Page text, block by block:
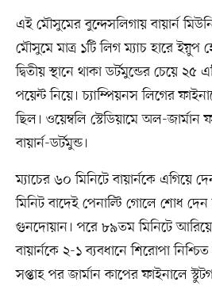
এই মৌসুমের বুন্দেসলিগায় বায়ার্ন
মৌসুমে মাত্র ১টি লিগ ম্যাচ হারে
দ্বিতীয় স্থানে থাকা ডর্টমুন্ডের চেয়ে
পয়েন্ট নিয়ে। চ্যাম্পিয়নস লিগের
ছিল। ওয়েম্বলি স্টেডিয়ামে অল-
বায়ার্ন-ডর্টমুন্ড।
ম্যাচের ৬০ মিনিটে বায়ার্নকে এগিয়ে
মিনিট বাদেই পেনাল্টি গোলে শোধ দেন
গুনদোয়ান। পরে ৮৯তম মিনিটে
বায়ার্নকে ২-১ ব্যবধানে শিরোপা
সপ্তাহ পর জার্মান কাপের ফাইনালে